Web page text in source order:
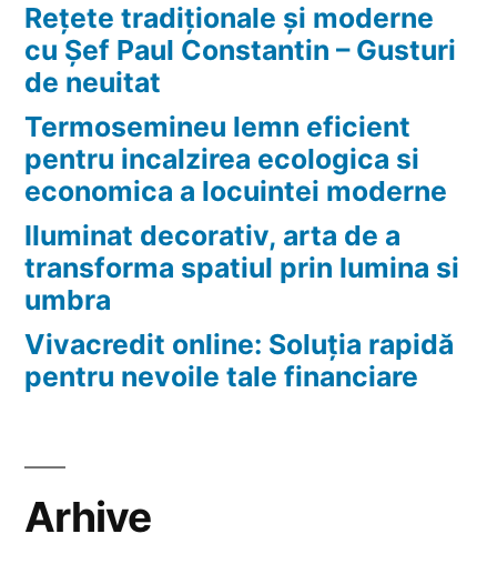
Rețete tradiționale și moderne
cu Șef Paul Constantin – Gusturi
de neuitat
Termosemineu lemn eficient
pentru incalzirea ecologica si
economica a locuintei moderne
Iluminat decorativ, arta de a
transforma spatiul prin lumina si
umbra
Vivacredit online: Soluția rapidă
pentru nevoile tale financiare
Arhive